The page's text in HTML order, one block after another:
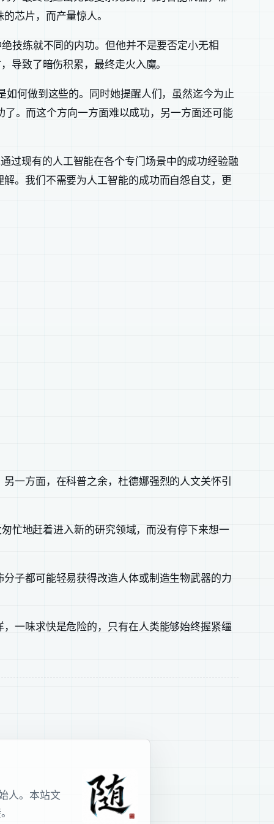
芯片，而产量惊人。
技练就不同的内功。但他并不是要否定小无相
导致了暗伤积累，最终走火入魔。
何做到这些的。同时她提醒人们，虽然迄今为止
了。而这个方向一方面难以成功，另一方面还可能
过现有的人工智能在各个专门场景中的成功经验融
。我们不需要为人工智能的成功而自怨自艾，更
一方面，在科普之余，杜德娜强烈的人文关怀引
忙地赶着进入新的研究领域，而没有停下来想一
子都可能轻易获得改造人体或制造生物武器的力
一味求快是危险的，只有在人类能够始终握紧缰
人。本站文